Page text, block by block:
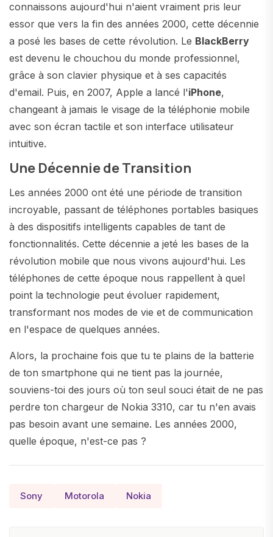
connaissons aujourd'hui n'aient vraiment pris leur
essor que vers la fin des années 2000, cette décennie
a posé les bases de cette révolution. Le BlackBerry
est devenu le chouchou du monde professionnel,
grâce à son clavier physique et à ses capacités
d'email. Puis, en 2007, Apple a lancé l'iPhone,
changeant à jamais le visage de la téléphonie mobile
avec son écran tactile et son interface utilisateur
intuitive.
Une Décennie de Transition
Les années 2000 ont été une période de transition
incroyable, passant de téléphones portables basiques
à des dispositifs intelligents capables de tant de
fonctionnalités. Cette décennie a jeté les bases de la
révolution mobile que nous vivons aujourd'hui. Les
téléphones de cette époque nous rappellent à quel
point la technologie peut évoluer rapidement,
transformant nos modes de vie et de communication
en l'espace de quelques années.
Alors, la prochaine fois que tu te plains de la batterie
de ton smartphone qui ne tient pas la journée,
souviens-toi des jours où ton seul souci était de ne pas
perdre ton chargeur de Nokia 3310, car tu n'en avais
pas besoin avant une semaine. Les années 2000,
quelle époque, n'est-ce pas ?
Sony Motorola Nokia